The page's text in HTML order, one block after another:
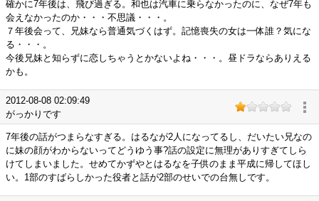
確かに7年後は、飛び過ぎる。和也は汽車に乗らなかったのに、なぜ7年も
会えなかったのか・・・不思議・・・。
７年後会って、兄妹なら普通気づくはず。記憶喪失の女は一体誰？気にな
る・・・。
今後兄妹と知らずに恋しちゃうとかないよね・・・。昼ドラならありえる
かも。
2012-08-08 02:09:49
がっかりです
7年後の話がつまらなすぎる。はるなが2人になってるし、だいたい兄なの
に妹の顔がわからないってどうゆう事?話の設定に無理がありすぎてしら
けてしまいました。せめてかずやとはるなを子供のまま平成に帰してほし
い。1部のすばらしかった役者と話が2部のせいでの台無しです。